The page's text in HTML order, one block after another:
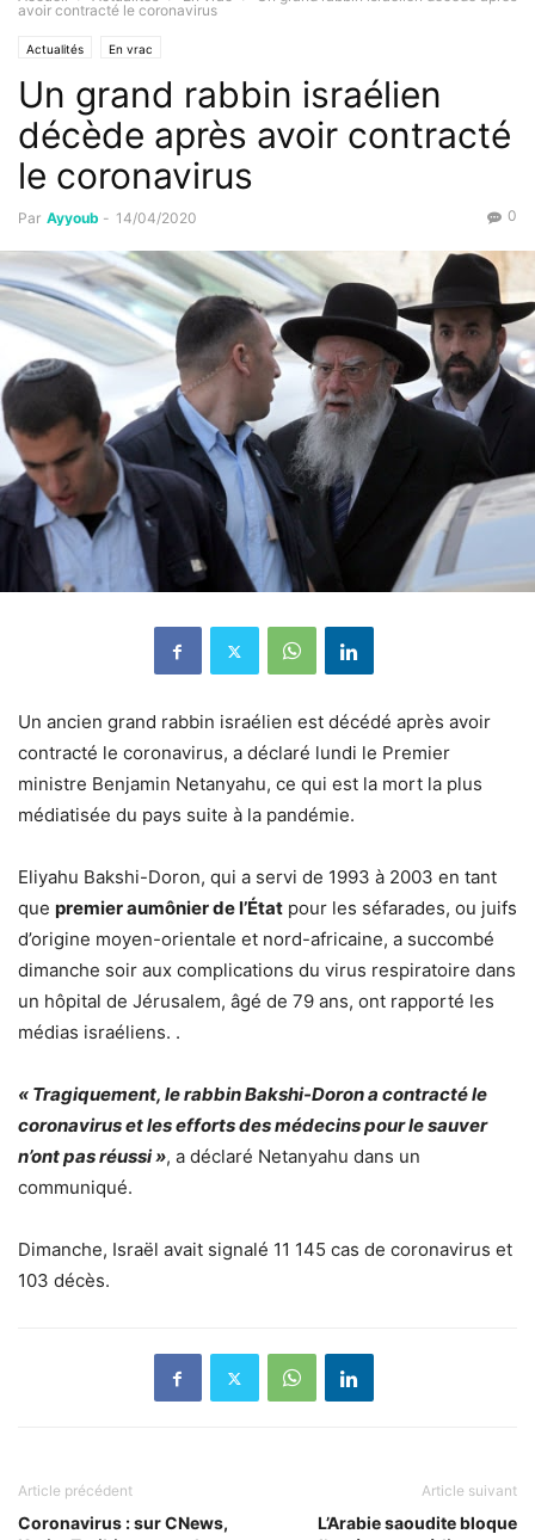
avoir contracté le coronavirus
Actualités En vrac
Un grand rabbin israélien
décède après avoir contracté
le coronavirus
Par Ayyoub - 14/04/2020 0
Un ancien grand rabbin israélien est décédé après avoir
contracté le coronavirus, a déclaré lundi le Premier
ministre Benjamin Netanyahu, ce qui est la mort la plus
médiatisée du pays suite à la pandémie.
Eliyahu Bakshi-Doron, qui a servi de 1993 à 2003 en tant
que premier aumônier de l’État pour les séfarades, ou juifs
d’origine moyen-orientale et nord-africaine, a succombé
dimanche soir aux complications du virus respiratoire dans
un hôpital de Jérusalem, âgé de 79 ans, ont rapporté les
médias israéliens. .
« Tragiquement, le rabbin Bakshi-Doron a contracté le
coronavirus et les efforts des médecins pour le sauver
n’ont pas réussi », a déclaré Netanyahu dans un
communiqué.
Dimanche, Israël avait signalé 11 145 cas de coronavirus et
103 décès.
Article précédent
Coronavirus : sur CNews,
Article suivant
L’Arabie saoudite bloque